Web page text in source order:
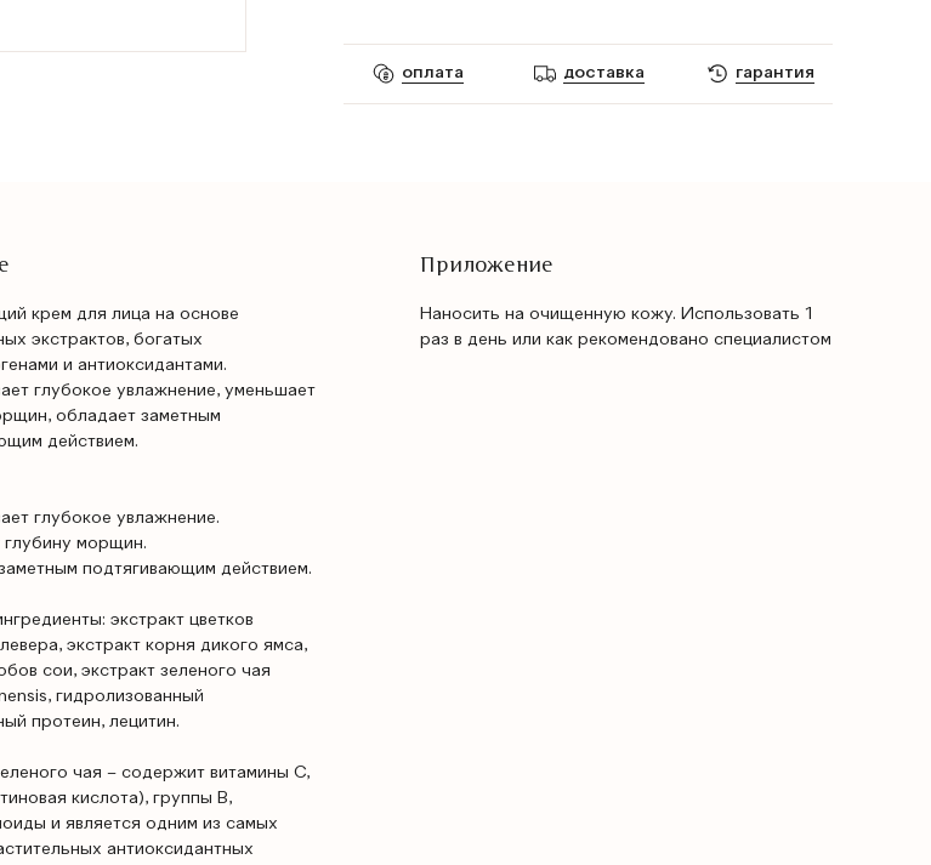
оплата доставка гарантия
крем для лица на основе
экстрактов, богатых
и антиоксидантами.
глубокое увлажнение, уменьшает
обладает заметным
действием.
глубокое увлажнение.
глубину морщин.
подтягивающим действием.
экстракт цветков
экстракт корня дикого ямса,
сои, экстракт зеленого чая
гидролизованный
протеин, лецитин.
чая – содержит витамины C,
кислота), группы В,
и является одним из самых
антиоксидантных
Приложение
Наносить на очищенную кожу. Использовать 1
раз в день или как рекомендовано специалистом